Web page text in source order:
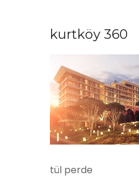
kurtköy 360
tül perde